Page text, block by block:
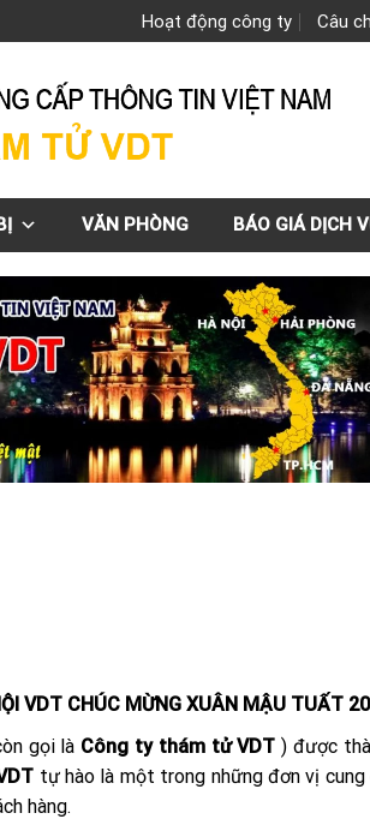
Hoạt động công ty Câu
VĂN PHÒNG BÁO GIÁ DỊCH
VDT CHÚC MỪNG XUÂN MẬU TUẤT
gọi là Công ty thám tử VDT ) được
tự hào là một trong những đơn vị
hàng.